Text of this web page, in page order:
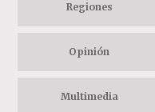
Regiones
Opinión
Multimedia